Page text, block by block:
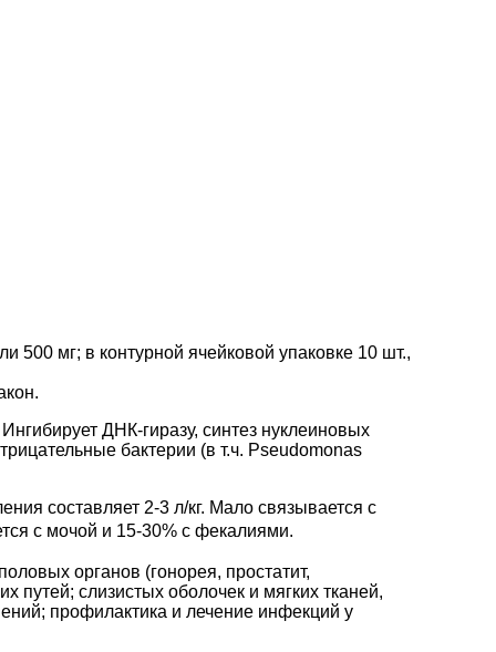
500 мг; в контурной ячейковой упаковке 10 шт.,
ДНК-гиразу, синтез нуклеиновых
бактерии (в т.ч. Pseudomonas
составляет 2-3 л/кг. Мало связывается с
с мочой и 15-30% с фекалиями.
органов (гонорея, простатит,
слизистых оболочек и мягких тканей,
профилактика и лечение инфекций у